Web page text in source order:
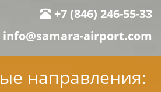
+7 (846) 246-55-33
info@samara-airport.com
направления: